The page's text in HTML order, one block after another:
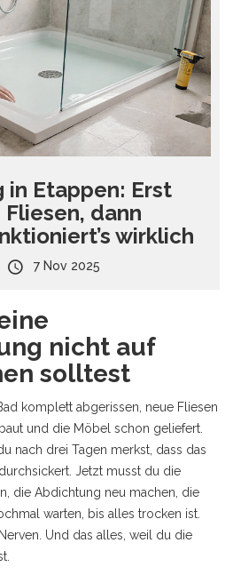
in Etappen: Erst
Fliesen, dann
wirklich
7 Nov 2025
nicht auf
solltest
komplett abgerissen, neue Fliesen
und die Möbel schon geliefert.
nach drei Tagen merkst, dass das
Jetzt musst du die
die Abdichtung neu machen, die
warten, bis alles trocken ist.
Und das alles, weil du die